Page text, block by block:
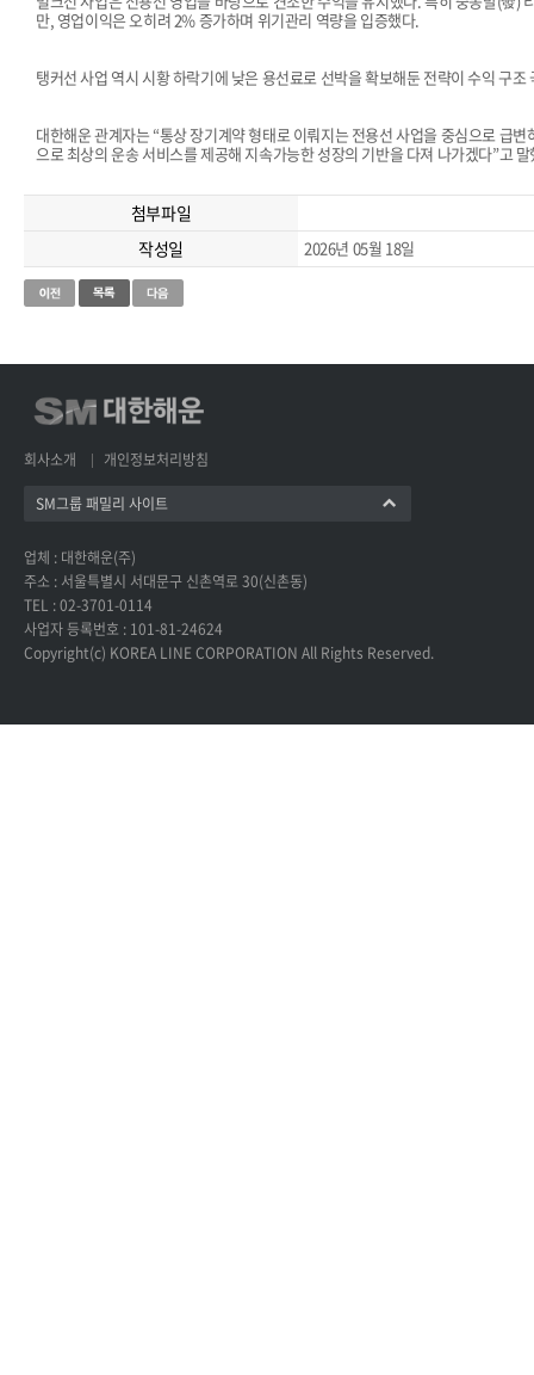
만, 영업이익은 오히려 2% 증가하며 위기관리 역량을 입증했다.
탱커선 사업 역시 시황 하락기에 낮은 용선료로 선박을 확보해둔 전략이 수익 구
대한해운 관계자는 “통상 장기계약 형태로 이뤄지는 전용선 사업을 중심으로 급
으로 최상의 운송 서비스를 제공해 지속가능한 성장의 기반을 다져 나가겠다”고
첨부파일
작성일
2026년 05월 18일
회사소개 개인정보처리방침
SM그룹 패밀리 사이트
업체 : 대한해운(주)
주소 : 서울특별시 서대문구 신촌역로 30(신촌동)
TEL : 02-3701-0114
사업자 등록번호 : 101-81-24624
Copyright(c) KOREA LINE CORPORATION All Rights Reserved.